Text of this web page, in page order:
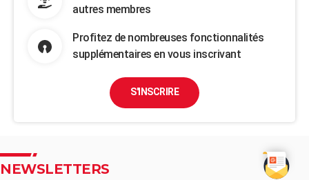
autres membres
Profitez de nombreuses fonctionnalités
supplémentaires en vous inscrivant
S'INSCRIRE
NEWSLETTERS